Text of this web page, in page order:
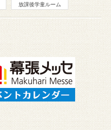
放課後学童ルーム